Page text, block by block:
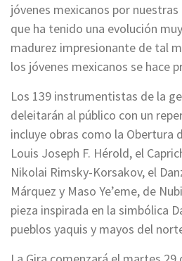
jóvenes mexicanos por
que ha tenido una evolución
madurez impresionante de tal
los jóvenes mexicanos se hace
Los 139 instrumentistas de la
deleitarán al público con un
incluye obras como la Obertura
Louis Joseph F. Hérold, el
Nikolai Rimsky-Korsakov, el
Márquez y Maso Ye’eme, de
pieza inspirada en la simbólica
pueblos yaquis y mayos del